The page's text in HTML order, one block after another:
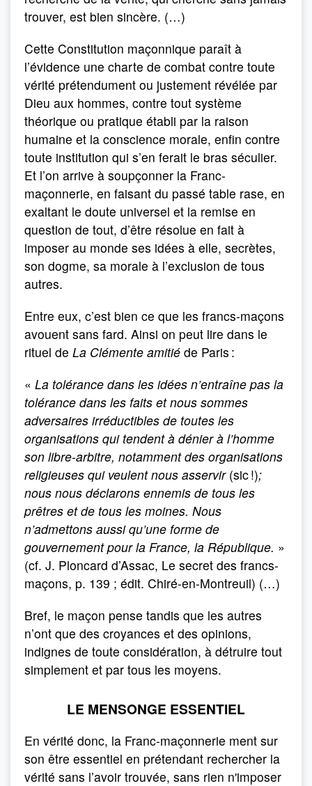
trouver, est bien sincère. (…)
Cette Constitution maçonnique paraît à
l’évidence une charte de combat contre toute
vérité prétendument ou justement révélée par
Dieu aux hommes, contre tout système
théorique ou pratique établi par la raison
humaine et la conscience morale, enfin contre
toute institution qui s’en ferait le bras séculier.
Et l’on arrive à soupçonner la Franc-
maçonnerie, en faisant du passé table rase, en
exaltant le doute universel et la remise en
question de tout, d’être résolue en fait à
imposer au monde ses idées à elle, secrètes,
son dogme, sa morale à l’exclusion de tous
autres.
Entre eux, c’est bien ce que les francs-maçons
avouent sans fard. Ainsi on peut lire dans le
rituel de La Clémente amitié de Paris :
« La tolérance dans les idées n’entraîne pas la
tolérance dans les faits et nous sommes
adversaires irréductibles de toutes les
organisations qui tendent à dénier à l’homme
son libre-arbitre, notamment des organisations
religieuses qui veulent nous asservir (sic !);
nous nous déclarons ennemis de tous les
prêtres et de tous les moines. Nous
n’admettons aussi qu’une forme de
gouvernement pour la France, la République. »
(cf. J. Ploncard d’Assac, Le secret des francs-
maçons, p. 139 ; édit. Chiré-en-Montreuil) (…)
Bref, le maçon pense tandis que les autres
n’ont que des croyances et des opinions,
indignes de toute considération, à détruire tout
simplement et par tous les moyens.
LE MENSONGE ESSENTIEL
En vérité donc, la Franc-maçonnerie ment sur
son être essentiel en prétendant rechercher la
vérité sans l’avoir trouvée, sans rien n'imposer